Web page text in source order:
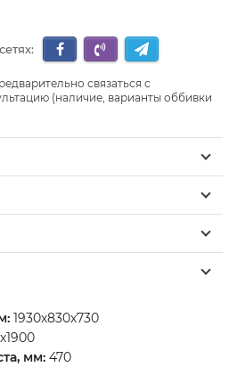
связаться с
(наличие, варианты оббивки
1930х830х730
мм: 470